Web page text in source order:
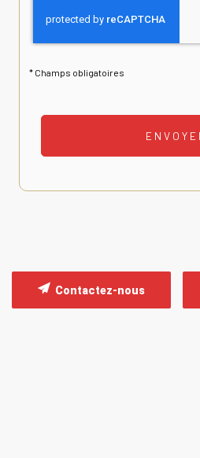
* Champs obligatoires
Contactez-nous